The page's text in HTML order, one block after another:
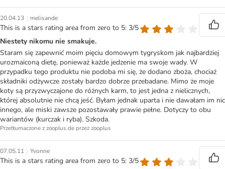
20.04.13 | melisande
This is a stars rating area from zero to 5: 3/5
Niestety nikomu nie smakuje.
Staram się zapewnić moim pięciu domowym tygryskom jak najbardziej
urozmaiconą dietę, ponieważ każde jedzenie ma swoje wady. W
przypadku tego produktu nie podoba mi się, że dodano zboża, chociaż
składniki odżywcze zostały bardzo dobrze przebadane. Mimo że moje
koty są przyzwyczajone do różnych karm, to jest jedna z nielicznych,
której absolutnie nie chcą jeść. Byłam jednak uparta i nie dawałam im nic
innego, ale miski zawsze pozostawały prawie pełne. Dotyczy to obu
wariantów (kurczak i ryba). Szkoda.
Przetłumaczone z zooplus.de przez zooplus
07.05.11 | Yvonne
This is a stars rating area from zero to 5: 3/5